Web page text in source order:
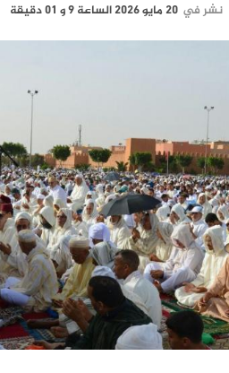
نشر في 20 مايو 2026 الساعة 9 و 01 دقيقة